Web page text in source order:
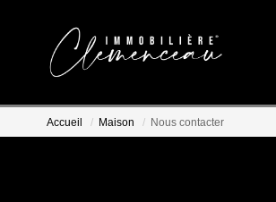
Accueil Maison Nous contacter